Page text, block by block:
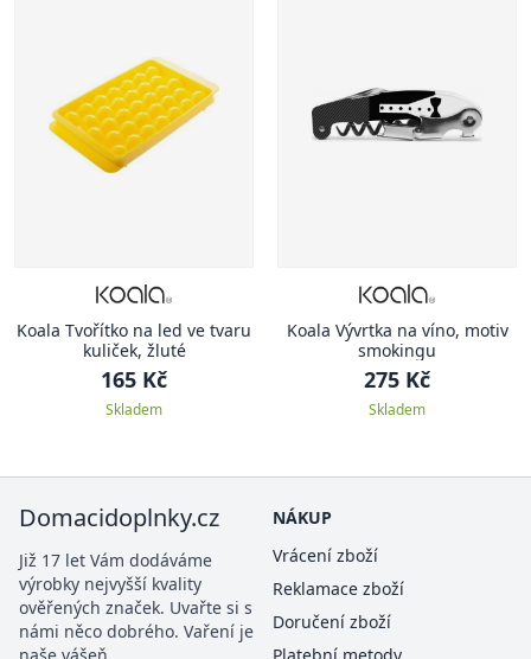
Koala Tvořítko na led ve tvaru
kuliček, žluté
165 Kč
Skladem
Koala Vývrtka na víno, motiv
smokingu
275 Kč
Skladem
Domacidoplnky.cz
Již 17 let Vám dodáváme
výrobky nejvyšší kvality
ověřených značek. Uvařte si s
námi něco dobrého. Vaření je
NÁKUP
Vrácení zboží
Reklamace zboží
Doručení zboží